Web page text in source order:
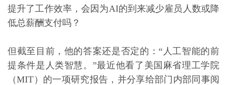
提升了工作效率，会因为AI的到来减少雇员人数或降
低总薪酬支付吗？
但截至目前，他的答案还是否定的：“人工智能的前
提条件是人类智慧。”最近他看了美国麻省理工学院
（MIT）的一项研究报告，并分享给部门内部同事阅